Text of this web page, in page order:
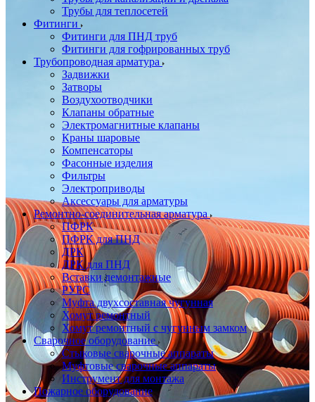
Трубы для теплосетей
Фитинги
Фитинги для ПНД труб
Фитинги для гофрированных труб
Трубопроводная арматура
Задвижки
Затворы
Воздухоотводчики
Клапаны обратные
Электромагнитные клапаны
Краны шаровые
Компенсаторы
Фасонные изделия
Фильтры
Электроприводы
Аксессуары для арматуры
Ремонтно-соединительная арматура
ПФРК
ПФРК для ПНД
ДРК
ДРК для ПНД
Вставки демонтажные
РУРС
Муфта двухсоставная чугунная
Хомут ремонтный
Хомут ремонтный с чугунным замком
Сварочное оборудование
Стыковые сварочные аппараты
Муфтовые сварочные аппараты
Инструмент для монтажа
Пожарное оборудование